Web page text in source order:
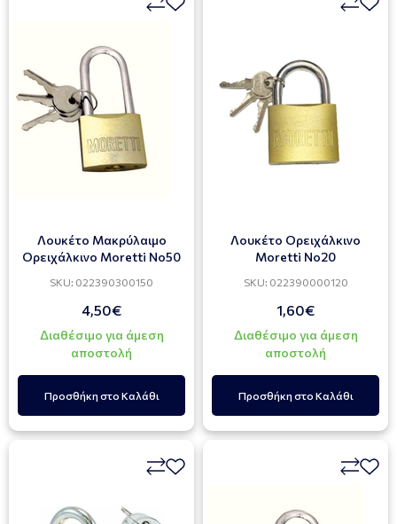
Λουκέτο Μακρύλαιμο
Ορειχάλκινο Moretti Νο50
SKU: 022390300150
4,50€
Διαθέσιμο για άμεση
αποστολή
Προσθήκη στο Καλάθι
Λουκέτο Ορειχάλκινο
Moretti Νο20
SKU: 022390000120
1,60€
Διαθέσιμο για άμεση
αποστολή
Προσθήκη στο Καλάθι